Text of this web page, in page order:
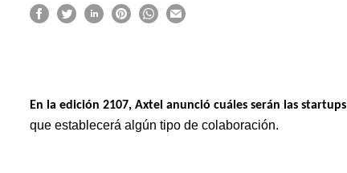
En la edición 2107, Axtel anunció cuáles serán las startups
que establecerá algún tipo de colaboración.